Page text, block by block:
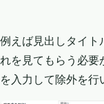
例えば見出しタイト
れを見てもらう必要
を入力して除外を行